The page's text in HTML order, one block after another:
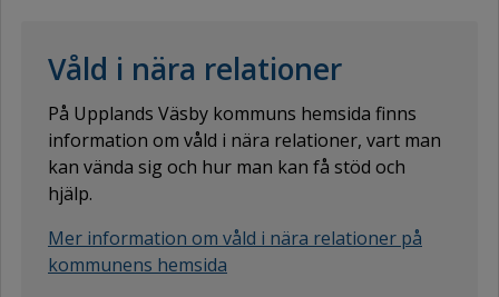
Våld i nära relationer
På Upplands Väsby kommuns hemsida finns
information om våld i nära relationer, vart man
kan vända sig och hur man kan få stöd och
hjälp.
Mer information om våld i nära relationer på
kommunens hemsida